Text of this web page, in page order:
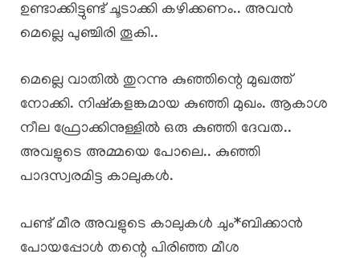
ഉണ്ടാക്കിട്ടുണ്ട് ചൂടാക്കി കഴിക്കണം.. അവൻ
മെല്ലെ പുഞ്ചിരി തൂകി..
മെല്ലെ വാതിൽ തുറന്നു കുഞ്ഞിന്റെ മുഖത്ത്
നോക്കി. നിഷ്കളങ്കമായ കുഞ്ഞി മുഖം. ആകാശ
നീല ഫ്രോക്കിനുള്ളിൽ ഒരു കുഞ്ഞി ദേവത..
അവളുടെ അമ്മയെ പോലെ.. കുഞ്ഞി
പാദസ്വരമിട്ട കാലുകൾ.
പണ്ട് മീര അവളുടെ കാലുകൾ ചും*ബിക്കാൻ
പോയപ്പോൾ തന്റെ പിരിഞ്ഞ മീശ